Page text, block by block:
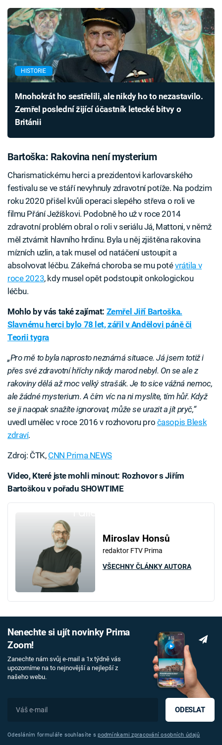
HISTORIE
Mnohokrát ho sestřelili, ale nikdy ho to nezastavilo.
Zemřel poslední žijící účastník letecké bitvy o
Británii
Bartoška: Rakovina není mysterium
Charismatickému herci a prezidentovi karlovarského
festivalu se ve stáří nevyhnuly zdravotní potíže. Na podzim
roku 2020 přišel kvůli operaci slepého střeva o roli ve
filmu Přání Ježíškovi. Podobně ho už v roce 2014
zdravotní problém obral o roli v seriálu Já, Mattoni, v němž
měl ztvárnit hlavního hrdinu. Byla u něj zjištěna rakovina
mízních uzlin, a tak musel od natáčení ustoupit a
absolvovat léčbu. Zákeřná choroba se mu potévrátila v
roce 2023, kdy musel opět podstoupit onkologickou
léčbu.
Mohlo by vás také zajímat: Zemřel Jiří Bartoška.
Slavnému herci bylo 78 let, zářil v Andělovi páně či
Teorii tygra
„Pro mě to byla naprosto neznámá situace. Já jsem totiž i
přes své zdravotní hříchy nikdy marod nebyl. On se ale z
rakoviny dělá až moc velký strašák. Je to sice vážná nemoc,
ale žádné mysterium. A čím víc na ni myslíte, tím hůř. Když
se ji naopak snažíte ignorovat, může se urazit a jít pryč,“
uvedl umělec v roce 2016 v rozhovoru pro časopis Blesk
zdraví.
Zdroj: ČTK, CNN Prima NEWS
Video, Které jste mohli minout: Rozhovor s Jiřím
Bartoškou v pořadu SHOWTIME
Miroslav Honsů
redaktor FTV Prima
VŠECHNY ČLÁNKY AUTORA
Nenechte si ujít novinky Prima
Zoom!
Zanechte nám svůj e-mail a 1x týdně vás
upozorníme na to nejnovější a nejlepší z
našeho webu.
ODESLAT
Odesláním formuláře souhlasíte spodmínkami zpracování osobních údajů